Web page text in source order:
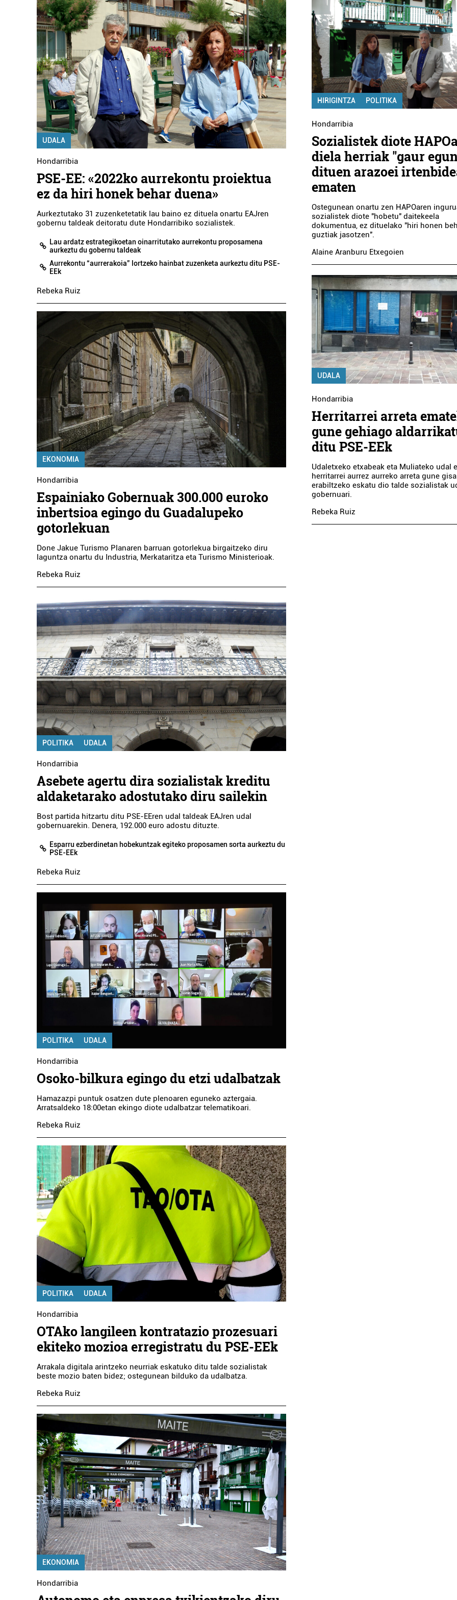
UDALA
Hondarribia
PSE-EE: «2022ko aurrekontu proiektua
ez da hiri honek behar duena»
Aurkeztutako 31 zuzenketetatik lau baino ez dituela onartu EAJren
gobernu taldeak deitoratu dute Hondarribiko sozialistek.
Lau ardatz estrategikoetan oinarritutako aurrekontu proposamena
aurkeztu du gobernu taldeak
Aurrekontu “aurrerakoia” lortzeko hainbat zuzenketa aurkeztu ditu PSE-
EEk
Rebeka Ruiz
EKONOMIA
Hondarribia
Espainiako Gobernuak 300.000 euroko
inbertsioa egingo du Guadalupeko
gotorlekuan
Done Jakue Turismo Planaren barruan gotorlekua birgaitzeko diru
laguntza onartu du Industria, Merkataritza eta Turismo Ministerioak.
Rebeka Ruiz
POLITIKA UDALA
Hondarribia
Asebete agertu dira sozialistak kreditu
aldaketarako adostutako diru sailekin
Bost partida hitzartu ditu PSE-EEren udal taldeak EAJren udal
gobernuarekin. Denera, 192.000 euro adostu dituzte.
Esparru ezberdinetan hobekuntzak egiteko proposamen sorta aurkeztu du
PSE-EEk
Rebeka Ruiz
POLITIKA UDALA
Hondarribia
Osoko-bilkura egingo du etzi udalbatzak
Hamazazpi puntuk osatzen dute plenoaren eguneko aztergaia.
Arratsaldeko 18:00etan ekingo diote udalbatzar telematikoari.
Rebeka Ruiz
POLITIKA UDALA
Hondarribia
OTAko langileen kontratazio prozesuari
ekiteko mozioa erregistratu du PSE-EEk
Arrakala digitala arintzeko neurriak eskatuko ditu talde sozialistak
beste mozio baten bidez; ostegunean bilduko da udalbatza.
Rebeka Ruiz
EKONOMIA
Hondarribia
HIRIGINTZA POLITIKA
Hondarribia
Sozialistek diote
diela herriak "gaur
dituen arazoei
ematen
Ostegunean onartu zen HAPOaren
sozialistek diote "hobetu" daitekeela
dokumentua, ez dituelako "hiri honen
guztiak jasotzen".
Alaine Aranburu Etxegoien
UDALA
Hondarribia
Herritarrei arreta
gune gehiago
ditu PSE-EEk
Udaletxeko etxabeak eta Muliateko udal
herritarrei aurrez aurreko arreta gune gisa
erabiltzeko eskatu dio talde sozialistak
gobernuari.
Rebeka Ruiz
Argazkilaritza
BLACK IRUDI FAKTORIA
Errenteria-Orereta
Ileapaindegiak
PANPOX ILEAPAINDEGIA
Lezo